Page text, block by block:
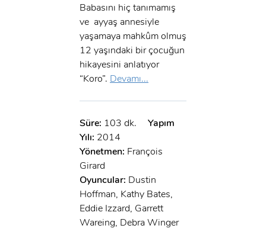
Babasını hiç tanımamış
ve ayyaş annesiyle
yaşamaya mahkûm olmuş
12 yaşındaki bir çocuğun
hikayesini anlatıyor
“Koro”. Devamı...
Süre: 103 dk.
Yapım
Yılı: 2014
Yönetmen: François
Girard
Oyuncular: Dustin
Hoffman, Kathy Bates,
Eddie Izzard, Garrett
Wareing, Debra Winger